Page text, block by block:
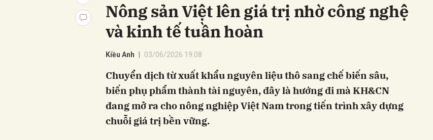
Nông sản Việt lên giá trị nhờ công nghệ
và kinh tế tuần hoàn
Kiều Anh 03/06/2026 19:08
Chuyển dịch từ xuất khẩu nguyên liệu thô sang chế biến sâu,
biến phụ phẩm thành tài nguyên, đây là hướng đi mà KH&CN
đang mở ra cho nông nghiệp Việt Nam trong tiến trình xây dựng
chuỗi giá trị bền vững.